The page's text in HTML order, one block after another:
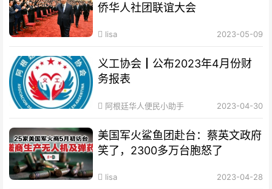
侨华人社团联谊大会
lisa 2023-05-09
义工协会┃公布2023年4月份财
务报表
阿根廷华人便民小助手 2023-04-30
美国军火鲨鱼团赴台：蔡英文政府
笑了，2300多万台胞怒了
lisa 2023-04-28